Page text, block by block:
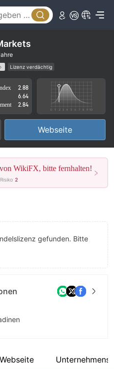
Lizenz verdächtig
verdächtig
Hohes potenzielles Risiko
2.88
6.64
2.84
Webseite
WikiFX, bitte fernhalten!
Risiko 2
gefunden. Bitte
Webseite